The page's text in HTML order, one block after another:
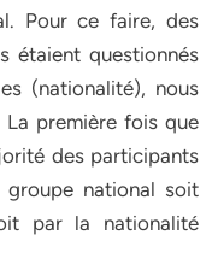
Pour ce faire, des
étaient questionnés
(nationalité), nous
première fois que
des participants
groupe national soit
par la nationalité